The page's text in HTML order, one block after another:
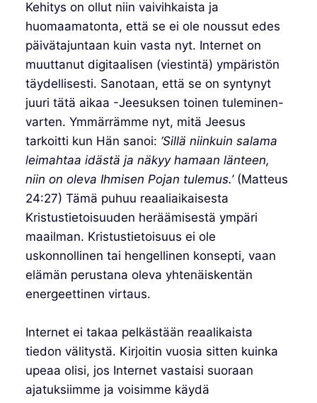
Kehitys on ollut niin vaivihkaista ja
huomaamatonta, että se ei ole noussut edes
päivätajuntaan kuin vasta nyt. Internet on
muuttanut digitaalisen (viestintä) ympäristön
täydellisesti. Sanotaan, että se on syntynyt
juuri tätä aikaa -Jeesuksen toinen tuleminen-
varten. Ymmärrämme nyt, mitä Jeesus
tarkoitti kun Hän sanoi: ‘Sillä niinkuin salama
leimahtaa idästä ja näkyy hamaan länteen,
niin on oleva Ihmisen Pojan tulemus.’(Matteus
24:27) Tämä puhuu reaaliaikaisesta
Kristustietoisuuden heräämisestä ympäri
maailman. Kristustietoisuus ei ole
uskonnollinen tai hengellinen konsepti, vaan
elämän perustana oleva yhtenäiskentän
energeettinen virtaus.
Internet ei takaa pelkästään reaalikaista
tiedon välitystä. Kirjoitin vuosia sitten kuinka
upeaa olisi, jos Internet vastaisi suoraan
ajatuksiimme ja voisimme käydä